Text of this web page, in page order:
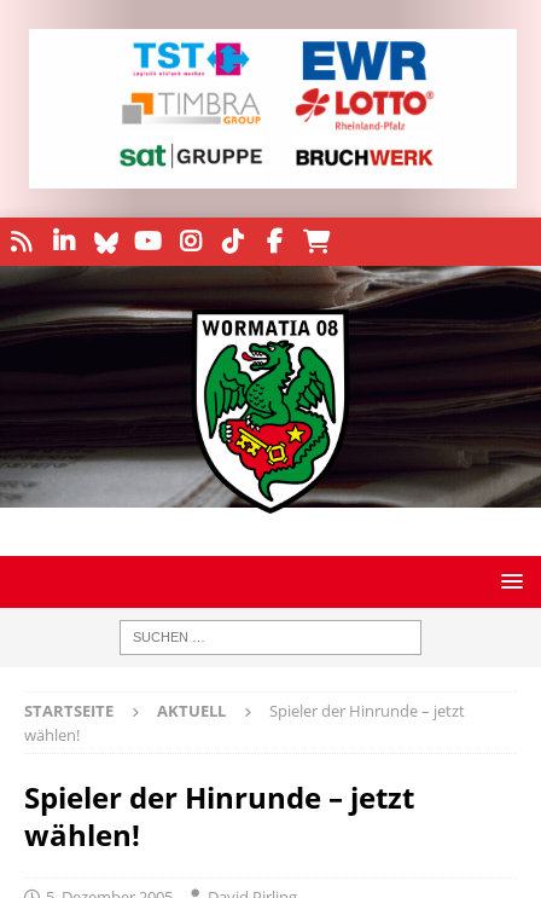
STARTSEITE AKTUELL
Spieler der Hinrunde – jetzt
wählen!
Spieler der Hinrunde – jetzt
wählen!